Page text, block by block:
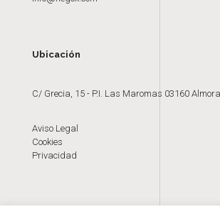
Ubicación
C/ Grecia, 15 - P.I. Las Maromas 03160
Aviso Legal
Cookies
Privacidad